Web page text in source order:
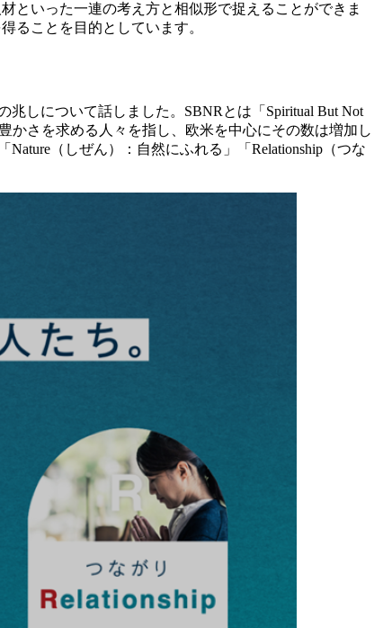
といった一連の考え方と相似形で捉えることができま
ることを目的としています。
しについて話しました。SBNRとは「Spiritual But Not
かさを求める人々を指し、欧米を中心にその数は増加し
（しぜん）：自然にふれる」「Relationship（つな